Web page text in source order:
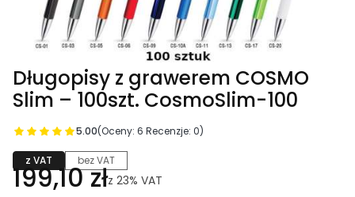
Długopisy z grawerem COSMO
Slim – 100szt. CosmoSlim-100
5.00(Oceny: 6 Recenzje: 0)
z VAT bez VAT
199,10 złz 23% VAT